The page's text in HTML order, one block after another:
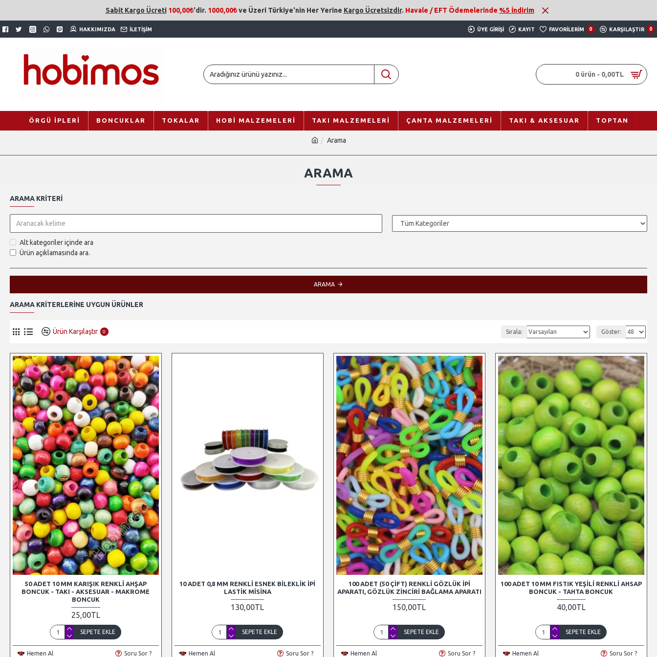
Sabit Kargo Ücreti 100,00₺'dir. 1000,00₺ve Üzeri Türkiye'nin Her Yerine Kargo Ücretsizdir. Havale / EFT Ödemelerinde %5 İndirim
HAKKIMIZDA İLETIŞIM ÜYE GIRIŞI KAYIT FAVORILERIM 0 KARŞILAŞTIR 0
0 ürün - 0,00TL
ÖRGÜ İPLERI BONCUKLAR TOKALAR HOBI MALZEMELERI TAKI MALZEMELERI ÇANTA MALZEMELERI TAKI & AKSESUAR TOPTAN
Arama
ARAMA
ARAMA KRITERI
Alt kategoriler içinde ara
Ürün açıklamasında ara.
ARAMA
ARAMA KRITERLERINE UYGUN ÜRÜNLER
Ürün Karşılaştır 0 Sırala: Göster:
50 ADET 10 MM KARIŞIK RENKLI AHŞAP
BONCUK - TAKI - AKSESUAR - MAKROME
BONCUK
25,00TL
SEPETE EKLE
Hemen Al Soru Sor ?
10 ADET 0,8 MM RENKLI ESNEK BILEKLIK İPI
LASTIK MISINA
130,00TL
SEPETE EKLE
Hemen Al Soru Sor ?
100 ADET (50 ÇIFT) RENKLI GÖZLÜK İPI
APARATI, GÖZLÜK ZINCIRI BAĞLAMA APARATI
150,00TL
SEPETE EKLE
Hemen Al Soru Sor ?
100 ADET 10 MM FISTIK YEŞILI RENKLI AHSAP
BONCUK - TAHTA BONCUK
40,00TL
SEPETE EKLE
Hemen Al Soru Sor ?